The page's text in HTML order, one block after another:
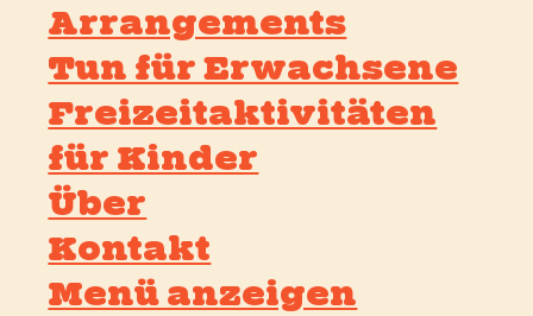
Arrangements
Tun für Erwachsene
Freizeitaktivitäten
für Kinder
Über
Kontakt
Menü anzeigen